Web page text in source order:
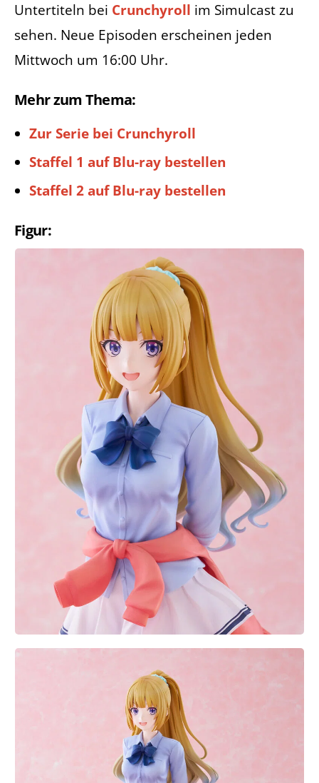
Untertiteln bei Crunchyroll im Simulcast zu
sehen. Neue Episoden erscheinen jeden
Mittwoch um 16:00 Uhr.
Mehr zum Thema:
Zur Serie bei Crunchyroll
Staffel 1 auf Blu-ray bestellen
Staffel 2 auf Blu-ray bestellen
Figur: